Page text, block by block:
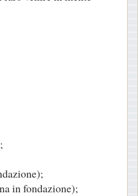
;
in fondazione);